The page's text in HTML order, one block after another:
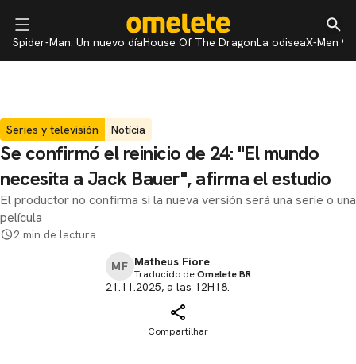
Spider-Man: Un nuevo díaHouse Of The DragonLa odiseaX-Men 97
Series y televisión Notícia
Se confirmó el reinicio de 24: "El mundo
necesita a Jack Bauer", afirma el estudio
El productor no confirma si la nueva versión será una serie o una
película
2 min de lectura
MF Matheus Fiore
Traducido deOmelete BR
21.11.2025, a las 12H18.
Compartilhar